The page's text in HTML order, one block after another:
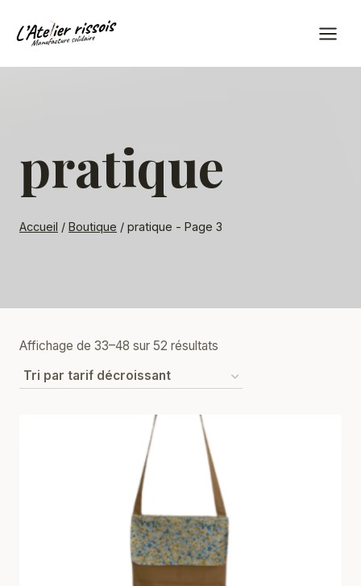
pratique
Accueil / Boutique / pratique - Page 3
Affichage de 33–48 sur 52 résultats
prix